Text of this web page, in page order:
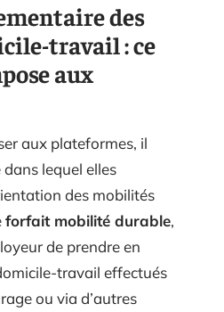
des
travail : ce
aux
aux plateformes, il
lequel elles
des mobilités
forfait mobilité durable,
de prendre en
travail effectués
ou via d’autres